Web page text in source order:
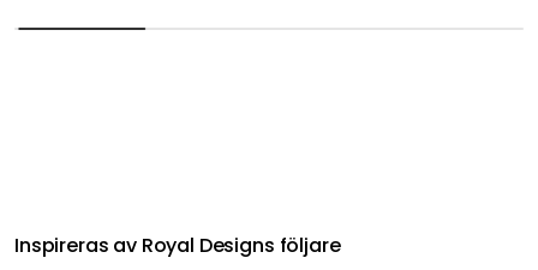
Inspireras av Royal Designs följare